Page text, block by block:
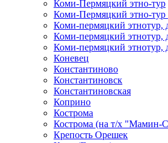
Коми-Пермяцкий этно-тур
Коми-Пермяцкий этно-тур
Коми-пермяцкий этнотур,
Коми-пермяцкий этнотур,
Коми-пермяцкий этнотур,
Коневец
Константиново
Константиновск
Константиновская
Коприно
Кострома
Кострома (на т/х "Мамин-
Крепость Орешек